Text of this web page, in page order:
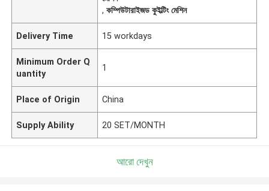
,কম্পিউটারাইজড কুইল্টিং মেশিন
Delivery Time 15 workdays
Minimum Order Q
uantity
1
Place of Origin China
Supply Ability 20 SET/MONTH
আরো দেখুন